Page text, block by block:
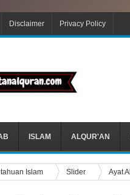
Disclaimer Privacy Policy
ISLAM ALQUR'AN
Islam Slider Ayat